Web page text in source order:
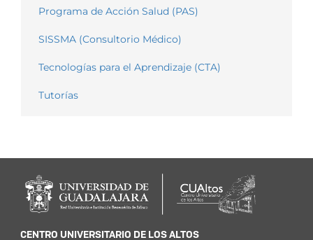
Programa de Acción Salud (PAS)
SISSMA (Consultorio Médico)
Tecnologías para el Aprendizaje (CTA)
Tutorías
CENTRO UNIVERSITARIO DE LOS ALTOS